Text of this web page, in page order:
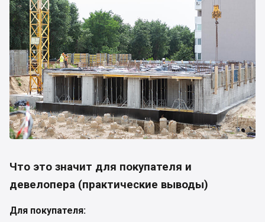
Что это значит для покупателя и
девелопера (практические выводы)
Для покупателя: